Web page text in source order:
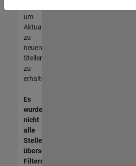
um
Aktualisierungen
zu
neuen
Stellenangeboten
zu
erhalten.
Es
wurden
nicht
alle
Stellen
übersetzt.
Filtern